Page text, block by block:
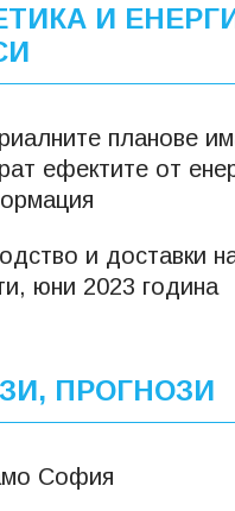
И
планове
ефектите от
и доставки
юни 2023 година
ПРОГНОЗИ
София